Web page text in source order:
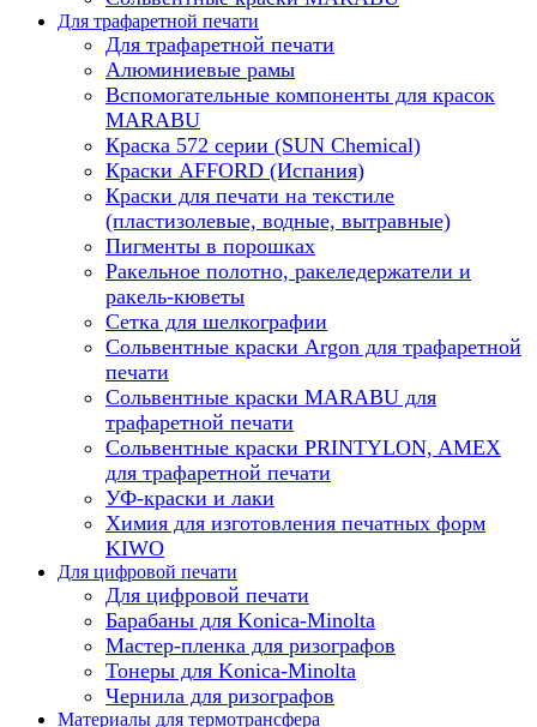
Для трафаретной печати
Для трафаретной печати
Алюминиевые рамы
Вспомогательные компоненты для красок
MARABU
Краска 572 серии (SUN Chemical)
Краски AFFORD (Испания)
Краски для печати на текстиле
(пластизолевые, водные, вытравные)
Пигменты в порошках
Ракельное полотно, ракеледержатели и
ракель-кюветы
Сетка для шелкографии
Сольвентные краски Argon для трафаретной
печати
Сольвентные краски MARABU для
трафаретной печати
Сольвентные краски PRINTYLON, AMEX
для трафаретной печати
УФ-краски и лаки
Химия для изготовления печатных форм
KIWO
Для цифровой печати
Для цифровой печати
Барабаны для Konica-Minolta
Мастер-пленка для ризографов
Тонеры для Konica-Minolta
Чернила для ризографов
Материалы для термотрансфера